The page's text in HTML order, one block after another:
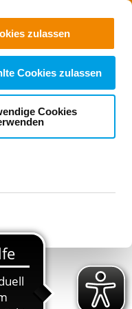
zulassen
Cookies zulassen
Cookies
Jobs